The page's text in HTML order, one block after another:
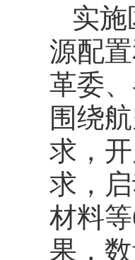
实
源配
革委
围绕
求，
求，
材料
果，